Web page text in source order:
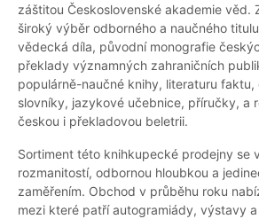
záštitou Československé akademie věd.
široký výběr odborného a naučného
vědecká díla, původní monografie
překlady významných zahraničních
populárně-naučné knihy, literaturu faktu,
slovníky, jazykové učebnice, příručky, a
českou i překladovou beletrii.
Sortiment této knihkupecké prodejny se
rozmanitostí, odbornou hloubkou a
zaměřením. Obchod v průběhu roku
mezi které patří autogramiády, výstavy